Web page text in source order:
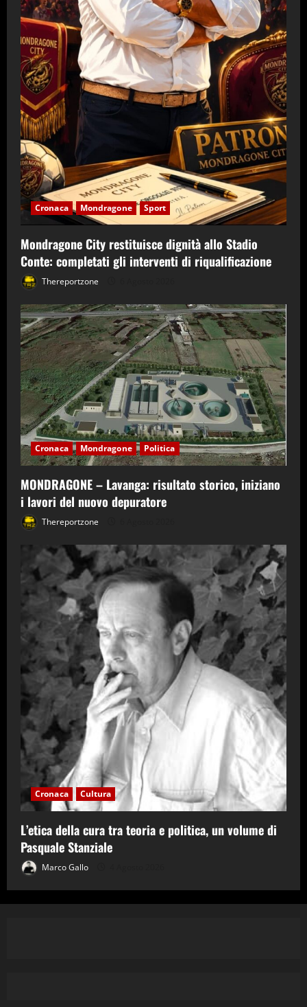
Cronaca Mondragone Sport
Mondragone City restituisce dignità allo Stadio
Conte: completati gli interventi di riqualificazione
Thereportzone
Cronaca Mondragone Politica
MONDRAGONE – Lavanga: risultato storico, iniziano
i lavori del nuovo depuratore
Thereportzone
Cronaca Cultura
L’etica della cura tra teoria e politica, un volume di
Pasquale Stanziale
Marco Gallo